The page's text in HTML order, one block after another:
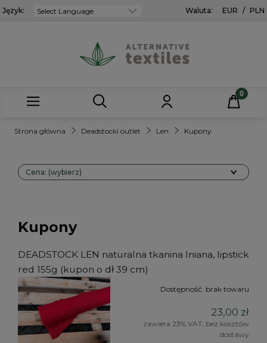
Język: Waluta: EUR / PLN
Strona główna Deadstocki outlet Len Kupony
Cena: (wybierz)
Kupony
DEADSTOCK LEN naturalna tkanina lniana, lipstick
red 155g (kupon o dł 39 cm)
Dostępność: brak towaru
23,00 zł
zawiera 23% VAT, bez kosztów
dostawy